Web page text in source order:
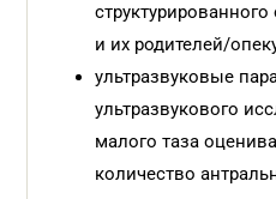
и их родителей/
ультразвуковые
ультразвукового
малого таза
количество